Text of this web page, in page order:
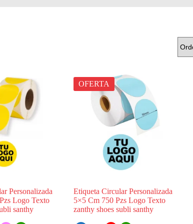
Personalizada
Logo Texto
santhy
OFERTA
Etiqueta Circular Personalizada
5×5 Cm 750 Pzs Logo Texto
zanthy shoes subli santhy